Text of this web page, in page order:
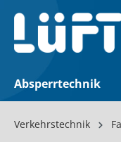
Absperrtechnik
Verkehrstechnik